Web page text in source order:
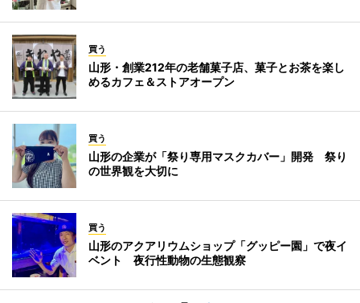
買う
山形・創業212年の老舗菓子店、菓子とお茶を楽し
めるカフェ＆ストアオープン
買う
山形の企業が「祭り専用マスクカバー」開発 祭り
の世界観を大切に
買う
山形のアクアリウムショップ「グッピー園」で夜イ
ベント 夜行性動物の生態観察